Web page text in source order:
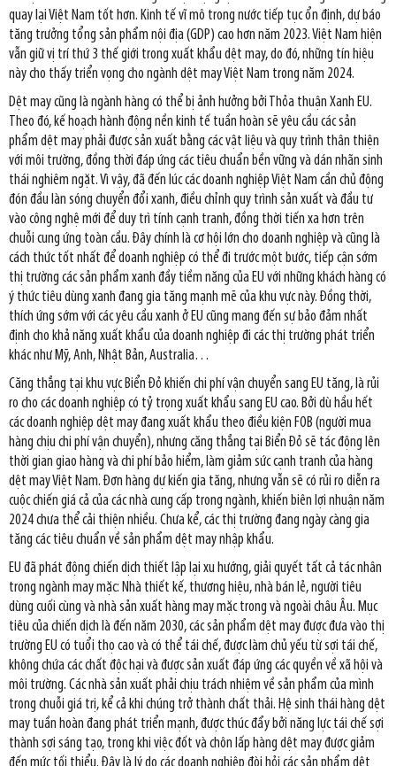
quay lại Việt Nam tốt hơn. Kinh tế vĩ mô trong nước tiếp tục ổn định, dự báo
tăng trưởng tổng sản phẩm nội địa (GDP) cao hơn năm 2023. Việt Nam hiện
vẫn giữ vị trí thứ 3 thế giới trong xuất khẩu dệt may, do đó, những tín hiệu
này cho thấy triển vọng cho ngành dệt may Việt Nam trong năm 2024.
Dệt may cũng là ngành hàng có thể bị ảnh hưởng bởi Thỏa thuận Xanh EU.
Theo đó, kế hoạch hành động nền kinh tế tuần hoàn sẽ yêu cầu các sản
phẩm dệt may phải được sản xuất bằng các vật liệu và quy trình thân thiện
với môi trường, đồng thời đáp ứng các tiêu chuẩn bền vững và dán nhãn sinh
thái nghiêm ngặt. Vì vậy, đã đến lúc các doanh nghiệp Việt Nam cần chủ động
đón đầu làn sóng chuyển đổi xanh, điều chỉnh quy trình sản xuất và đầu tư
vào công nghệ mới để duy trì tính cạnh tranh, đồng thời tiến xa hơn trên
chuỗi cung ứng toàn cầu. Đây chính là cơ hội lớn cho doanh nghiệp và cũng là
cách thức tốt nhất để doanh nghiệp có thể đi trước một bước, tiếp cận sớm
thị trường các sản phẩm xanh đầy tiềm năng của EU với những khách hàng có
ý thức tiêu dùng xanh đang gia tăng mạnh mẽ của khu vực này. Đồng thời,
thích ứng sớm với các yêu cầu xanh ở EU cũng mang đến sự bảo đảm nhất
định cho khả năng xuất khẩu của doanh nghiệp đi các thị trường phát triển
khác như Mỹ, Anh, Nhật Bản, Australia…
Căng thẳng tại khu vực Biển Đỏ khiến chi phí vận chuyển sang EU tăng, là rủi
ro cho các doanh nghiệp có tỷ trọng xuất khẩu sang EU cao. Bởi dù hầu hết
các doanh nghiệp dệt may đang xuất khẩu theo điều kiện FOB (người mua
hàng chịu chi phí vận chuyển), nhưng căng thẳng tại Biển Đỏ sẽ tác động lên
thời gian giao hàng và chi phí bảo hiểm, làm giảm sức cạnh tranh của hàng
dệt may Việt Nam. Đơn hàng dự kiến gia tăng, nhưng vẫn sẽ có rủi ro diễn ra
cuộc chiến giá cả của các nhà cung cấp trong ngành, khiến biên lợi nhuận năm
2024 chưa thể cải thiện nhiều. Chưa kể, các thị trường đang ngày càng gia
tăng các tiêu chuẩn về sản phẩm dệt may nhập khẩu.
EU đã phát động chiến dịch thiết lập lại xu hướng, giải quyết tất cả tác nhân
trong ngành may mặc: Nhà thiết kế, thương hiệu, nhà bán lẻ, người tiêu
dùng cuối cùng và nhà sản xuất hàng may mặc trong và ngoài châu Âu. Mục
tiêu của chiến dịch là đến năm 2030, các sản phẩm dệt may được đưa vào thị
trường EU có tuổi thọ cao và có thể tái chế, được làm chủ yếu từ sợi tái chế,
không chứa các chất độc hại và được sản xuất đáp ứng các quyền về xã hội và
môi trường. Các nhà sản xuất phải chịu trách nhiệm về sản phẩm của mình
trong chuỗi giá trị, kể cả khi chúng trở thành chất thải. Hệ sinh thái hàng dệt
may tuần hoàn đang phát triển mạnh, được thúc đẩy bởi năng lực tái chế sợi
thành sợi sáng tạo, trong khi việc đốt và chôn lấp hàng dệt may được giảm
đến mức tối thiểu. Đây là lý do các doanh nghiệp đòi hỏi các sản phẩm dệt